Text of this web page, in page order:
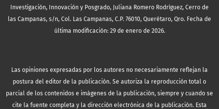
Investigación, Innovación y Posgrado, Juliana Romero Rodríguez, Cerro de
las Campanas, s/n, Col. Las Campanas, C.P. 76010, Querétaro, Qro. Fecha de
última modificación: 29 de enero de 2026.
Las opiniones expresadas por los autores no necesariamente reflejan la
postura del editor de la publicación. Se autoriza la reproducción total o
parcial de los contenidos e imágenes de la publicación, siempre y cuando se
cite la fuente completa y la dirección electrónica de la publicación. Esta